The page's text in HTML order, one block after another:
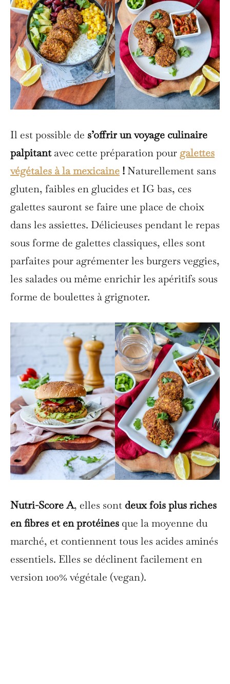
Il est possible de s’offrir un voyage culinaire
palpitantavec cette préparation pour galettes
végétales à la mexicaine ! Naturellement sans
gluten, faibles en glucides et IG bas, ces
galettes sauront se faire une place de choix
dans les assiettes. Délicieuses pendant le repas
sous forme de galettes classiques, elles sont
parfaites pour agrémenter les burgers veggies,
les salades ou même enrichir les apéritifs sous
forme de boulettes à grignoter.
Nutri-Score A, elles sont deux fois plus riches
en fibres et en protéines que la moyenne du
marché, et contiennent tous les acides aminés
essentiels. Elles se déclinent facilement en
version 100% végétale (vegan).